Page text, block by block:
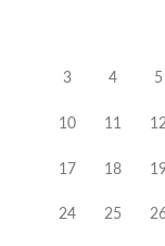
3 4 5
10 11 12
17 18
24 25